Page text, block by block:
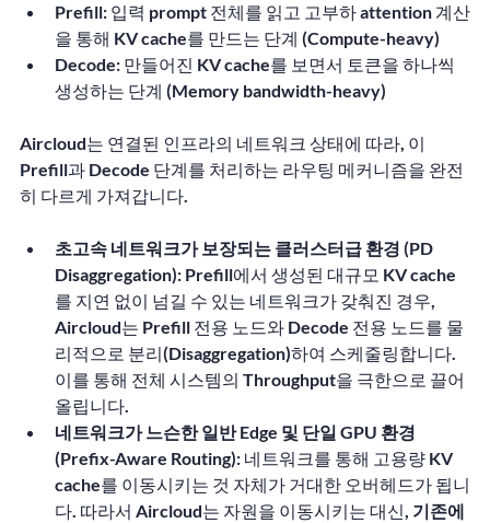
Prefill: 입력 prompt 전체를 읽고 고부하 attention 계산
을 통해 KV cache를 만드는 단계 (Compute-heavy)
Decode: 만들어진 KV cache를 보면서 토큰을 하나씩
생성하는 단계 (Memory bandwidth-heavy)
Aircloud는 연결된 인프라의 네트워크 상태에 따라, 이
Prefill과 Decode 단계를 처리하는 라우팅 메커니즘을 완전
히 다르게 가져갑니다.
초고속 네트워크가 보장되는 클러스터급 환경 (PD
Disaggregation): Prefill에서 생성된 대규모 KV cache
를 지연 없이 넘길 수 있는 네트워크가 갖춰진 경우,
Aircloud는 Prefill 전용 노드와 Decode 전용 노드를 물
리적으로 분리(Disaggregation)하여 스케줄링합니다.
이를 통해 전체 시스템의 Throughput을 극한으로 끌어
올립니다.
네트워크가 느슨한 일반 Edge 및 단일 GPU 환경
(Prefix-Aware Routing): 네트워크를 통해 고용량 KV
cache를 이동시키는 것 자체가 거대한 오버헤드가 됩니
다. 따라서 Aircloud는 자원을 이동시키는 대신, 기존에